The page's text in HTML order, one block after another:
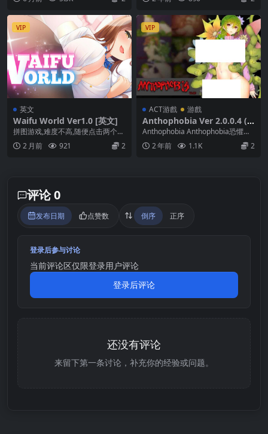
VIP
英文
Waifu World Ver1.0 [英文]
拼图游戏,难度不高,随便点击两个拼
图都能互换
2 月前 921 2
VIP
ACT游戲 游戲
Anthophobia Ver 2.0.0.4 (2
40MB RAR)
Anthophobia Anthophobia恐懼症
是側面滾動動作倖存者的恐怖。...
2 年前 1.1K 2
评论 0
发布日期 点赞数 倒序 正序
登录后参与讨论
当前评论区仅限登录用户评论
登录后评论
还没有评论
来留下第一条讨论，补充你的经验或问题。